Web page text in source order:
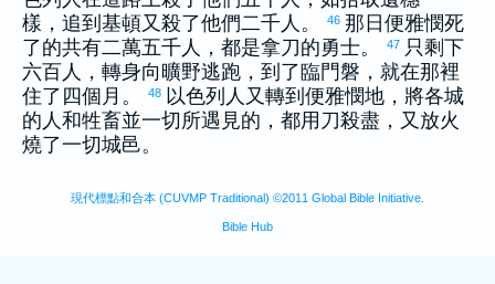
樣，追到 基頓又殺了他們二千人。 46 那日便雅憫死
了的共有二萬五千人，都是拿刀的勇士。
47 只剩下
六百人，轉身向曠野逃跑，到了臨門 磐，就在那裡
住了四個月。
48 以色列 人又轉到 便雅憫地，將各城
的人和牲畜並一切所遇見的，都用刀殺盡，又放火
燒了一切城邑。
現代標點和合本 (CUVMP Traditional) ©2011 Global Bible Initiative.
Bible Hub